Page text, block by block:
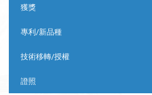
獲獎
專利/新品種
技術移轉/授權
證照